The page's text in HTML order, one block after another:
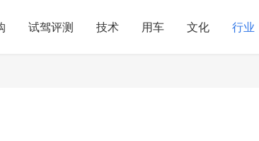
试驾评测 技术 用车 文化 行业